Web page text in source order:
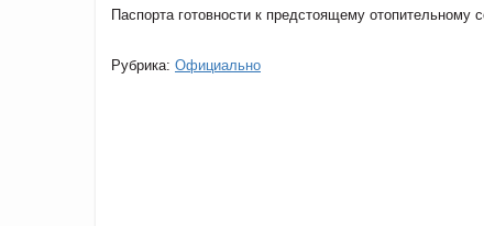
Паспорта готовности к предстоящему отопительному
Рубрика: Официально